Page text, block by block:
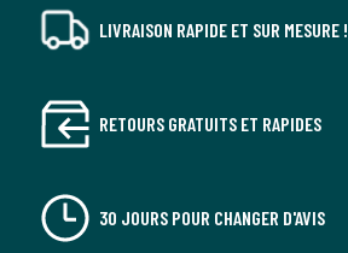
LIVRAISON RAPIDE ET SUR MESURE !
RETOURS GRATUITS ET RAPIDES
30 JOURS POUR CHANGER D'AVIS